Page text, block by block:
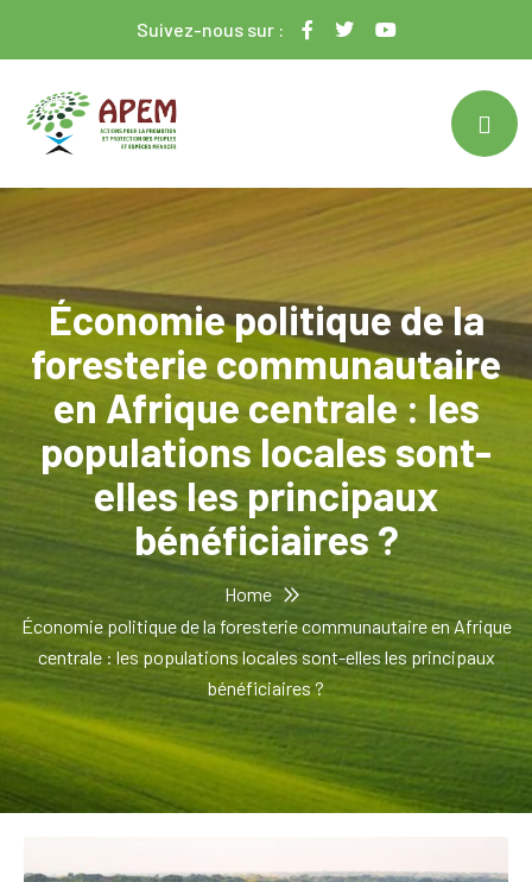
Suivez-nous sur :
Économie politique de la
foresterie communautaire
en Afrique centrale : les
populations locales sont-
elles les principaux
bénéficiaires ?
Home
Économie politique de la foresterie communautaire en Afrique
centrale : les populations locales sont-elles les principaux
bénéficiaires ?